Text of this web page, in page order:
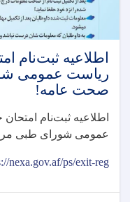
اطلاعیه ثبت‌نام
رياست عمومی
صحت عامه!
اطلاعیه ثبت‌نام
عمومی شورای طبی
nexa.gov.af/ps/exit-reg